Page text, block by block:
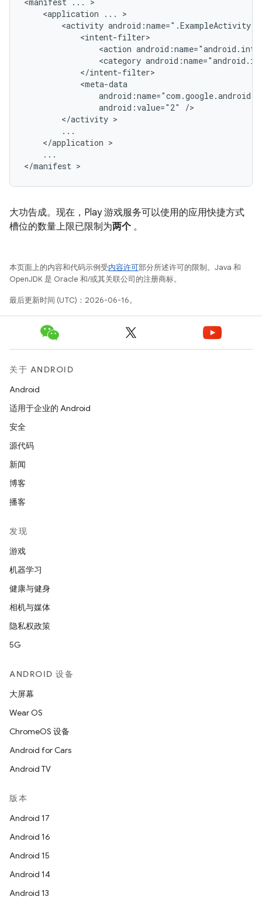
<application
...
<activity android:name=".ExampleActivity"
<action
<category
android:value="2"
</activity
</application
...
</manifest
大功告成。现在，Play 游戏服务可以使用的应用快捷方式
槽位的数量上限已限制为两个 。
本页面上的内容和代码示例受内容许可部分所述许可的限制。Java 和
OpenJDK 是 Oracle 和/或其关联公司的注册商标。
最后更新时间 (UTC)：2026-06-16。
关于 ANDROID
Android
适用于企业的 Android
安全
源代码
新闻
博客
播客
发现
游戏
机器学习
健康与健身
相机与媒体
隐私权政策
5G
ANDROID 设备
大屏幕
Wear OS
ChromeOS 设备
Android for Cars
Android TV
版本
Android 17
Android 16
Android 15
Android 14
Android 13